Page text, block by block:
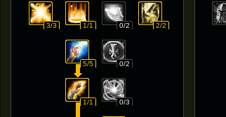
3/3 1/1 0/2 2/2
5/5 0/2
1/1 0/3